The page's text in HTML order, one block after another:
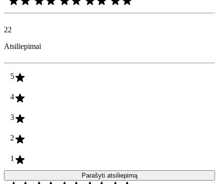
22
Atsiliepimai
5
4
3
2
1
Parašyti atsiliepimą